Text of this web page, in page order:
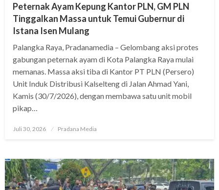
Peternak Ayam Kepung Kantor PLN, GM PLN
Tinggalkan Massa untuk Temui Gubernur di
Istana Isen Mulang
Palangka Raya, Pradanamedia – Gelombang aksi protes
gabungan peternak ayam di Kota Palangka Raya mulai
memanas. Massa aksi tiba di Kantor PT PLN (Persero)
Unit Induk Distribusi Kalselteng di Jalan Ahmad Yani,
Kamis (30/7/2026), dengan membawa satu unit mobil
pikap…
Juli 30, 2026 Pradana Media